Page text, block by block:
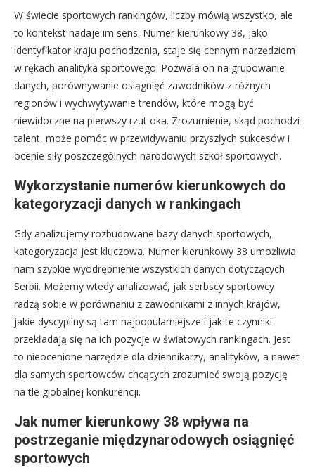
W świecie sportowych rankingów, liczby mówią wszystko, ale
to kontekst nadaje im sens. Numer kierunkowy 38, jako
identyfikator kraju pochodzenia, staje się cennym narzędziem
w rękach analityka sportowego. Pozwala on na grupowanie
danych, porównywanie osiągnięć zawodników z różnych
regionów i wychwytywanie trendów, które mogą być
niewidoczne na pierwszy rzut oka. Zrozumienie, skąd pochodzi
talent, może pomóc w przewidywaniu przyszłych sukcesów i
ocenie siły poszczególnych narodowych szkół sportowych.
Wykorzystanie numerów kierunkowych do
kategoryzacji danych w rankingach
Gdy analizujemy rozbudowane bazy danych sportowych,
kategoryzacja jest kluczowa. Numer kierunkowy 38 umożliwia
nam szybkie wyodrębnienie wszystkich danych dotyczących
Serbii. Możemy wtedy analizować, jak serbscy sportowcy
radzą sobie w porównaniu z zawodnikami z innych krajów,
jakie dyscypliny są tam najpopularniejsze i jak te czynniki
przekładają się na ich pozycje w światowych rankingach. Jest
to nieocenione narzędzie dla dziennikarzy, analityków, a nawet
dla samych sportowców chcących zrozumieć swoją pozycję
na tle globalnej konkurencji.
Jak numer kierunkowy 38 wpływa na
postrzeganie międzynarodowych osiągnięć
sportowych